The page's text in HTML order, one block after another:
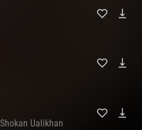
Shokan Ualikhan